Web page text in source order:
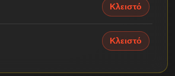
Κλειστό
Κλειστό